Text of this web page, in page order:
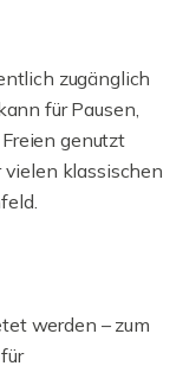
zugänglich
für Pausen,
genutzt
vielen klassischen
werden – zum